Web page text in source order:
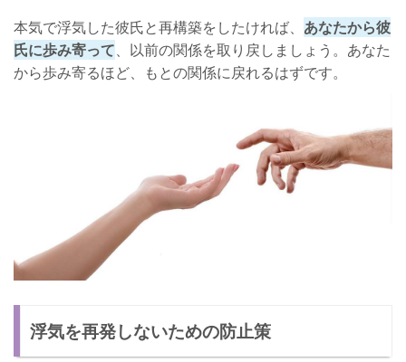
本気で浮気した彼氏と再構築をしたければ、 あなたから彼
氏に歩み寄って、以前の関係を取り戻しましょう。あなた
から歩み寄るほど、もとの関係に戻れるはずです。
浮気を再発しないための防止策